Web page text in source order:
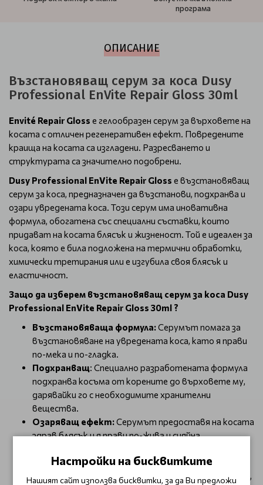
програма
ОПИСАНИЕ
Възстановяващ серум за коса Dusy
Professional EnVite Repair Gloss 30ml
Envité Repair Gloss е гелообразен серум за върховете на
косата с отличен регенеративен ефект. Повредените
краища на косата са изгладени. Разресването и
структурата са значително подобрени.
Dusy Professional EnVite Repair Gloss е възстановяващ
серум за коса, предназначен да възстанови, подхранва и
озари увредената коса. Този серум има иновативна
формула, обогатена със специални съставки, които
придават на косата блясък и жизненост. Той е идеален за
коса, която е била подложена на термични обработки,
химически третирания или е изгубила своя блясък и
еластичност.
Защо да изберем възстановяващ серум за коса Dusy
Professional EnVite Repair Gloss 30ml ?
Възстановяваща формула:Серумът помага за
възстановяване на увредената коса, като я прави
по-мека и по-гладка.
Подхранващ: Специално разработената формула
подхранва косъма от корените до върховете му,
дарявайки го с необходимите хранителни
вещества.
Озаряващ ефект:Серумът предоставя на косата
здрав блясък и я прави по-жива и сияйна.
употреба, серумът може да предпази косата от
вредното въздействие на високите температури,
Настройки на бисквитките
Нашият сайт използва бисквитки, за да Ви предложи